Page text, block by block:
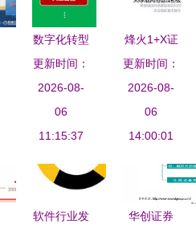
数字化转型
利器 云表
无代码打破
工业与教育
软件开发的
更新时间：
2026-08-
06
11:15:37
烽火1+X证
书 赋能职
业教育改
革，驱动教
育行业软件
更新时间：
2026-08-
06
14:00:01
软件行业发
华创证券